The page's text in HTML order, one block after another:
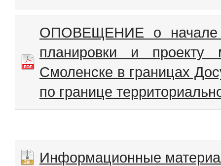
ОПОВЕЩЕНИЕ о начале
планировки и проекту
Смоленске в границах
по границе
Информационные